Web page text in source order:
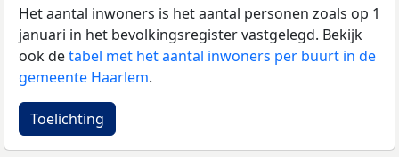
Het aantal inwoners is het aantal personen zoals op 1
januari in het bevolkingsregister vastgelegd. Bekijk
ook detabel met het aantal inwoners per buurt in de
gemeente Haarlem.
Toelichting